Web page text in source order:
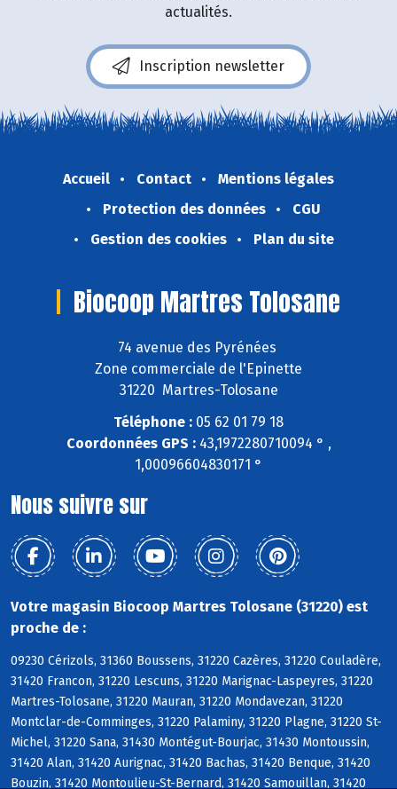
actualités.
Inscription newsletter
Accueil Contact
Mentions légales
Protection des données
CGU
Gestion des cookies
Plan du site
Biocoop Martres Tolosane
74 avenue des Pyrénées
Zone commerciale de l'Epinette
31220 Martres-Tolosane
Téléphone : 05 62 01 79 18
Coordonnées GPS :43,1972280710094 ° ,
1,00096604830171 °
Nous suivre sur
Votre magasin Biocoop Martres Tolosane (31220) est
proche de :
09230 Cérizols, 31360 Boussens, 31220 Cazères, 31220 Couladère,
31420 Francon, 31220 Lescuns, 31220 Marignac-Laspeyres, 31220
Martres-Tolosane, 31220 Mauran, 31220 Mondavezan, 31220
Montclar-de-Comminges, 31220 Palaminy, 31220 Plagne, 31220 St-
Michel, 31220 Sana, 31430 Montégut-Bourjac, 31430 Montoussin,
31420 Alan, 31420 Aurignac, 31420 Bachas, 31420 Benque, 31420
Bouzin, 31420 Montoulieu-St-Bernard, 31420 Samouillan, 31420